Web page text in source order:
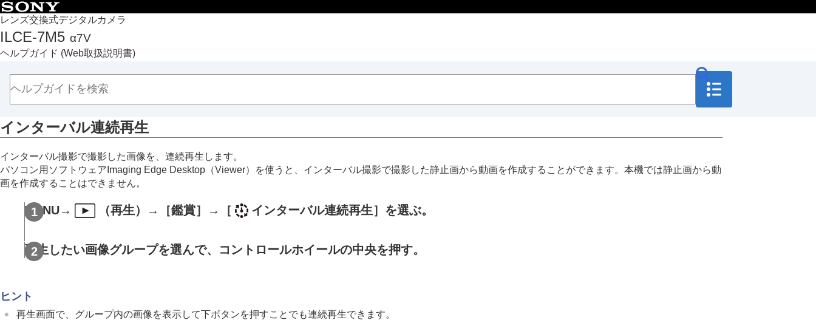
レンズ交換式デジタルカメラ
ILCE-7M5 α7V
ヘルプガイド (Web取扱説明書)
トップページ
ヘルプガイドの使いかた
必ずお読みください
本体と付属品を確認する
本機の基本操作
MENU一覧から機能を探す
撮影機能を活用する
再生する
画像を見る
複数メディアの再生設定
再生画像を拡大する（拡大）
インターバル連続再生
インターバル撮影で撮影した画像を、連続再生します。
パソコン用ソフトウェアImaging Edge Desktop（Viewer）を使うと、インターバル撮影で撮影した静止画から動画を作成することができます。本機では静止画から動
画を作成することはできません。
MENU→ （再生）→ ［鑑賞］ → ［ インターバル連続再生］ を選ぶ。
再生したい画像グループを選んで、コントロールホイールの中央を押す。
ヒント
再生画面で、グループ内の画像を表示して下ボタンを押すことでも連続再生できます。